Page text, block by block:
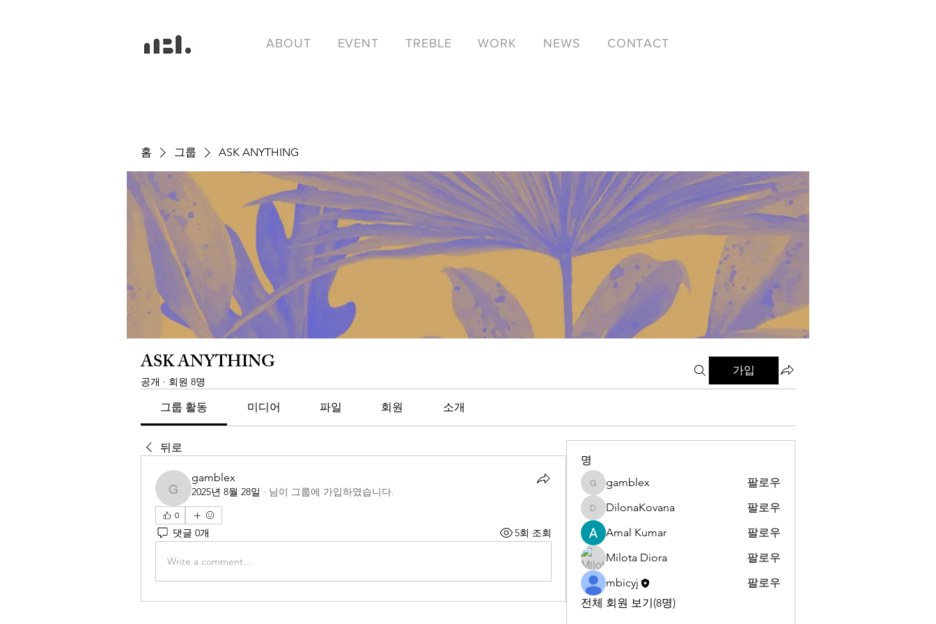
ABOUT EVENT TREBLE WORK NEWS CONTACT
홈 그룹 ASK ANYTHING
ASK ANYTHING
공개 · 회원 8명
가입
그룹 활동 미디어 파일 회원 소개
뒤로
gamblex
gamblex
2025년 8월 28일 · 님이 그룹에 가입하였습니다.
0
댓글 0개 5회 조회
Write a comment...
명
gamblex
gamblex 팔로우
DilonaKovana
DilonaKovana
팔로우
Amal Kumar
팔로우
Milota Diora
팔로우
mbicyj
팔로우
전체 회원 보기(8명)